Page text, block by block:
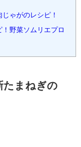
ゃがのレシピ！
野菜ソムリエプロ
たまねぎの